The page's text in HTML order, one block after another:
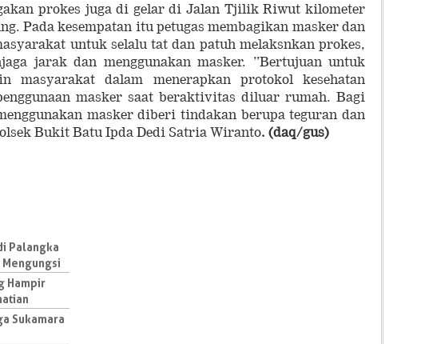
prokes juga di gelar di Jalan Tjilik Riwut kilometer
Pada kesempatan itu petugas membagikan masker dan
untuk selalu tat dan patuh melaksnkan prokes,
jarak dan menggunakan masker. ”Bertujuan untuk
masyarakat dalam menerapkan protokol kesehatan
masker saat beraktivitas diluar rumah. Bagi
masker diberi tindakan berupa teguran dan
Bukit Batu Ipda Dedi Satria Wiranto. (daq/gus)
Palangka
Mengungsi
Hampir
Sukamara